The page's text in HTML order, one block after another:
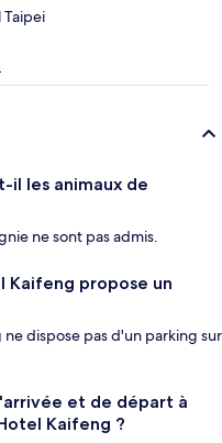
Taipei
il les animaux de
ne sont pas admis.
Kaifeng propose un
ne dispose pas d'un parking sur
et de départ à
Kaifeng ?